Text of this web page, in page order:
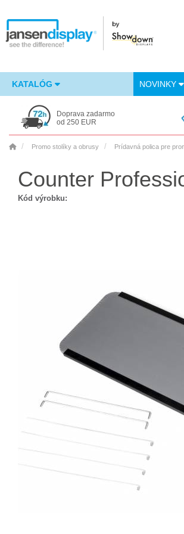
KATALÓG NOVINKY
Doprava zadarmo
od 250 EUR
Promo stolíky a obrusy Prídavná polica pre
Counter
Kód výrobku: